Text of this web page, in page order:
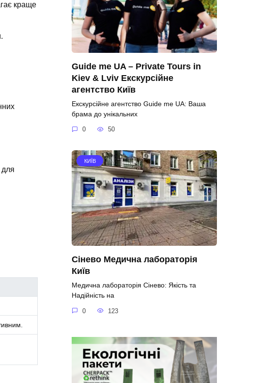
краще
для
Guide me UA – Private Tours in
Kiev & Lviv Екскурсійне
агентство Київ
Екскурсійне агентство Guide me UA: Ваша
брама до унікальних
0 50
КИЇВ
Сінево Медична лабораторія
Київ
Медична лабораторія Сінево: Якість та
Надійність на
0 123